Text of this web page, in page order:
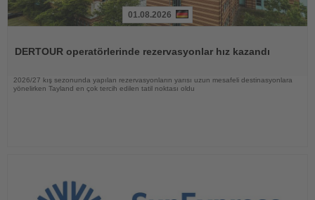
01.08.2026
DERTOUR operatörlerinde rezervasyonlar hız kazandı
2026/27 kış sezonunda yapılan rezervasyonların yarısı uzun mesafeli destinasyonlara
yönelirken Tayland en çok tercih edilen tatil noktası oldu